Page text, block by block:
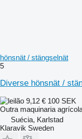
hönsnät / stängselnät
5
Diverse hönsnät /
9,12 € 100 SEK
Outra maquinaria
Suécia, Karlstad
Klaravik Sweden